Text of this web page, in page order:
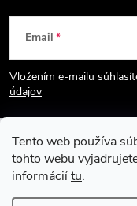
Tento web používa
tohto webu
informáciítu.
Z
á
p
ä
Email
Vložením e-mailu
údajov